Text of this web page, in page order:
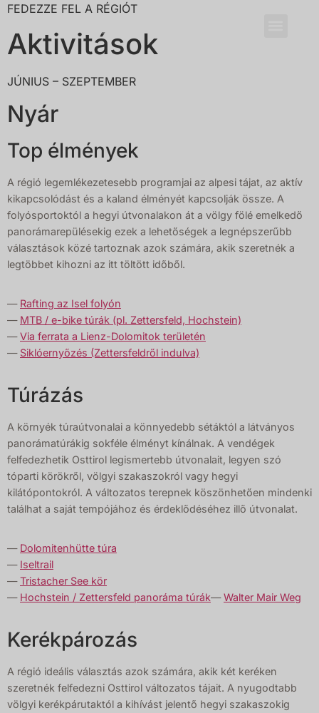
FEDEZZE FEL A RÉGIÓT
Aktivitások
JÚNIUS – SZEPTEMBER
Nyár
Top élmények
A régió legemlékezetesebb programjai az alpesi tájat, az aktív
kikapcsolódást és a kaland élményét kapcsolják össze. A
folyósportoktól a hegyi útvonalakon át a völgy fölé emelkedő
panorámarepülésekig ezek a lehetőségek a legnépszerűbb
választások közé tartoznak azok számára, akik szeretnék a
legtöbbet kihozni az itt töltött időből.
— Rafting az Isel folyón
— MTB / e-bike túrák (pl. Zettersfeld, Hochstein)
—Via ferrata a Lienz-Dolomitok területén
— Siklóernyőzés (Zettersfeldről indulva)
Túrázás
A környék túraútvonalai a könnyedebb sétáktól a látványos
panorámatúrákig sokféle élményt kínálnak. A vendégek
felfedezhetik Osttirol legismertebb útvonalait, legyen szó
tóparti körökről, völgyi szakaszokról vagy hegyi
kilátópontokról. A változatos terepnek köszönhetően mindenki
találhat a saját tempójához és érdeklődéséhez illő útvonalat.
— Dolomitenhütte túra
— Iseltrail
—Tristacher See kör
— Hochstein / Zettersfeld panoráma túrák—Walter Mair Weg
Kerékpározás
A régió ideális választás azok számára, akik két keréken
szeretnék felfedezni Osttirol változatos tájait. A nyugodtabb
völgyi kerékpárutaktól a kihívást jelentő hegyi szakaszokig